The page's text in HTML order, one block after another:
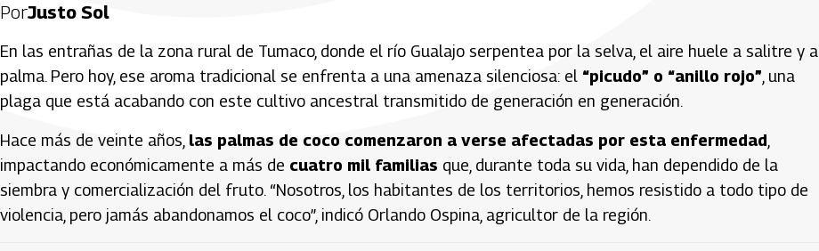
PorJusto Sol
En las entrañas de la zona rural de Tumaco, donde el río Gualajo serpentea por la selva, el aire huele a salitre y a
palma. Pero hoy, ese aroma tradicional se enfrenta a una amenaza silenciosa: el “picudo” o “anillo rojo” , una
plaga que está acabando con este cultivo ancestral transmitido de generación en generación.
Hace más de veinte años, las palmas de coco comenzaron a verse afectadas por esta enfermedad
impactando económicamente a más de cuatro mil familias que, durante toda su vida, han dependido de la
siembra y comercialización del fruto. “Nosotros, los habitantes de los territorios, hemos resistido a todo tipo de
violencia, pero jamás abandonamos el coco”, indicó Orlando Ospina, agricultor de la región.